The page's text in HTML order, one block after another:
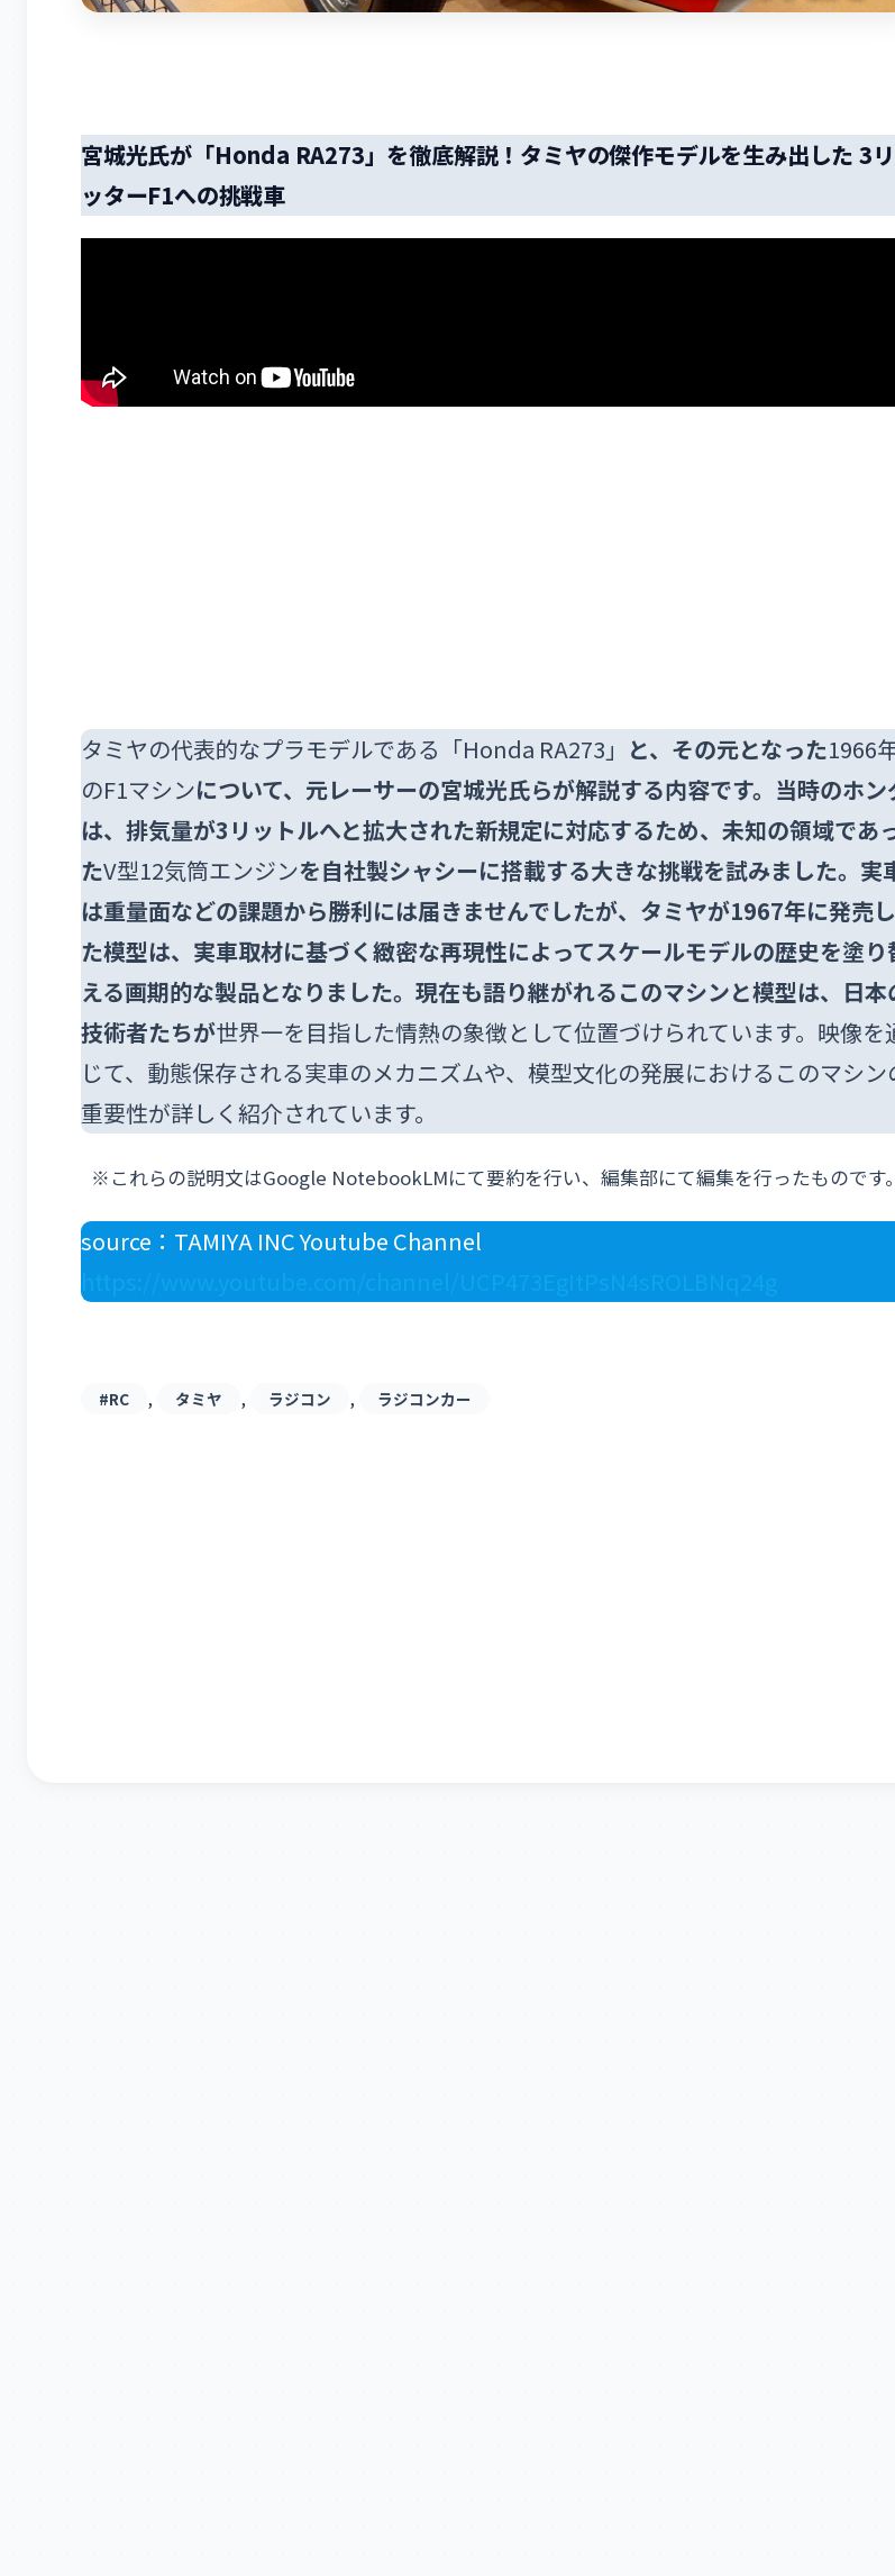
宮城光氏が「Honda RA273」を徹底解説！タミヤの傑作モデルを生み出した 3リ
ッターF1への挑戦車
タミヤの代表的なプラモデルである「Honda RA273」 と、その元となった1966
のF1マシンについて、元レーサーの宮城光氏らが解説する内容です。当時のホン
は、排気量が3リットルへと拡大された新規定に対応するため、未知の領域であ
たV型12気筒エンジンを自社製シャシーに搭載する大きな挑戦を試みました。実
は重量面などの課題から勝利には届きませんでしたが、タミヤが1967年に発売し
た模型は、実車取材に基づく緻密な再現性によってスケールモデルの歴史を塗り
える画期的な製品となりました。現在も語り継がれるこのマシンと模型は、日本
技術者たちが世界一を目指した情熱の象徴として位置づけられています。映像を
じて、動態保存される実車のメカニズムや、模型文化の発展におけるこのマシン
重要性が詳しく紹介されています。
※これらの説明文はGoogle NotebookLMにて要約を行い、編集部にて編集を行ったものです。
source：TAMIYA INC Youtube Channel
#RC , タミヤ , ラジコン , ラジコンカー